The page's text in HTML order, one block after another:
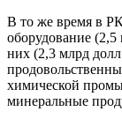
В то же время в
оборудование
них (2,3 млрд
химической
минеральные